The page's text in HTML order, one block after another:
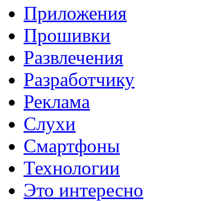
Приложения
Прошивки
Развлечения
Разработчику
Реклама
Слухи
Смартфоны
Технологии
Это интересно